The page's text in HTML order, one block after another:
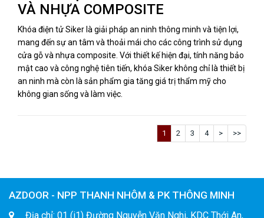
VÀ NHỰA COMPOSITE
Khóa điện tử Siker là giải pháp an ninh thông minh và tiện lợi,
mang đến sự an tâm và thoải mái cho các công trình sử dụng
cửa gỗ và nhựa composite. Với thiết kế hiện đại, tính năng bảo
mật cao và công nghệ tiên tiến, khóa Siker không chỉ là thiết bị
an ninh mà còn là sản phẩm gia tăng giá trị thẩm mỹ cho
không gian sống và làm việc.
1 2 3 4 > >>
AZDOOR - NPP THANH NHÔM & PK THÔNG MINH
Địa chỉ: 01 (i1) Đường Nguyễn Văn Nghi, KDC Thới An,